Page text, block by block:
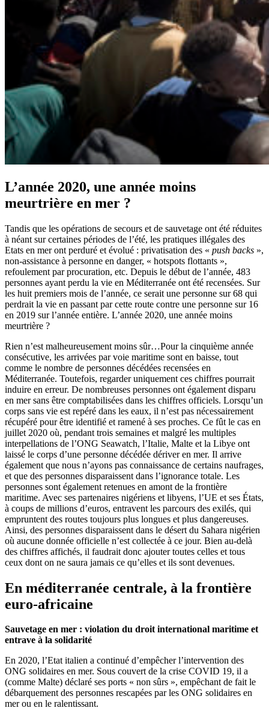
L’année 2020, une année moins
meurtrière en mer ?
Tandis que les opérations de secours et de sauvetage ont été réduites
à néant sur certaines périodes de l’été, les pratiques illégales des
Etats en mer ont perduré et évolué : privatisation des « push backs »,
non-assistance à personne en danger, « hotspots flottants »,
refoulement par procuration, etc. Depuis le début de l’année, 483
personnes ayant perdu la vie en Méditerranée ont été recensées. Sur
les huit premiers mois de l’année, ce serait une personne sur 68 qui
perdrait la vie en passant par cette route contre une personne sur 16
en 2019 sur l’année entière. L’année 2020, une année moins
meurtrière ?
Rien n’est malheureusement moins sûr…Pour la cinquième année
consécutive, les arrivées par voie maritime sont en baisse, tout
comme le nombre de personnes décédées recensées en
Méditerranée. Toutefois, regarder uniquement ces chiffres pourrait
induire en erreur. De nombreuses personnes ont également disparu
en mer sans être comptabilisées dans les chiffres officiels. Lorsqu’un
corps sans vie est repéré dans les eaux, il n’est pas nécessairement
récupéré pour être identifié et ramené à ses proches. Ce fût le cas en
juillet 2020 où, pendant trois semaines et malgré les multiples
interpellations de l’ONG Seawatch, l’Italie, Malte et la Libye ont
laissé le corps d’une personne décédée dériver en mer. Il arrive
également que nous n’ayons pas connaissance de certains naufrages,
et que des personnes disparaissent dans l’ignorance totale. Les
personnes sont également retenues en amont de la frontière
maritime. Avec ses partenaires nigériens et libyens, l’UE et ses États,
à coups de millions d’euros, entravent les parcours des exilés, qui
empruntent des routes toujours plus longues et plus dangereuses.
Ainsi, des personnes disparaissent dans le désert du Sahara nigérien
où aucune donnée officielle n’est collectée à ce jour. Bien au-delà
des chiffres affichés, il faudrait donc ajouter toutes celles et tous
ceux dont on ne saura jamais ce qu’elles et ils sont devenues.
En méditerranée centrale, à la frontière
euro-africaine
Sauvetage en mer : violation du droit international maritime et
entrave à la solidarité
En 2020, l’Etat italien a continué d’empêcher l’intervention des
ONG solidaires en mer. Sous couvert de la crise COVID 19, il a
(comme Malte) déclaré ses ports « non sûrs », empêchant de fait le
débarquement des personnes rescapées par les ONG solidaires en
mer ou en le ralentissant.